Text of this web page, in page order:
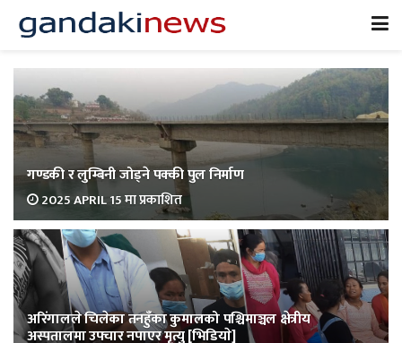
गण्डकी र लुम्बिनी जोड्ने पक्की पुल निर्माण
2025 APRIL 15 मा प्रकाशित
अरिंगालले चिलेका तनहुँका कुमालको पश्चिमाञ्चल क्षेत्रीय
अस्पतालमा उपचार नपाएर मृत्यु [भिडियाे]